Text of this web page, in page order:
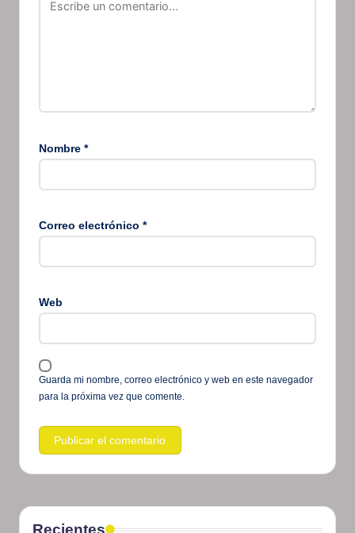
Nombre *
Correo electrónico *
Web
Guarda mi nombre, correo electrónico y web en este navegador
para la próxima vez que comente.
Recientes